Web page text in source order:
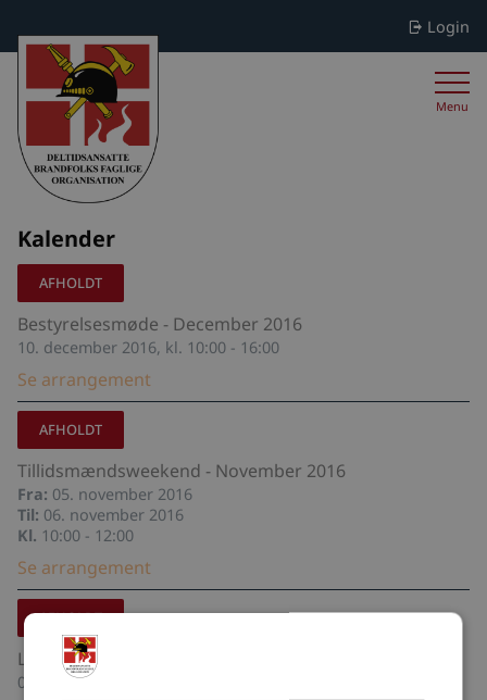
Login
Menu
Kalender
AFHOLDT
Bestyrelsesmøde - December 2016
10. december 2016, kl. 10:00 - 16:00
Se arrangement
AFHOLDT
Tillidsmændsweekend - November 2016
Fra: 05. november 2016
Til: 06. november 2016
Kl. 10:00 - 12:00
Se arrangement
AFHOLDT
Landsudvalgsmøde - Oktober 2016
08. oktober 2016, kl. 10:00 - 16:00